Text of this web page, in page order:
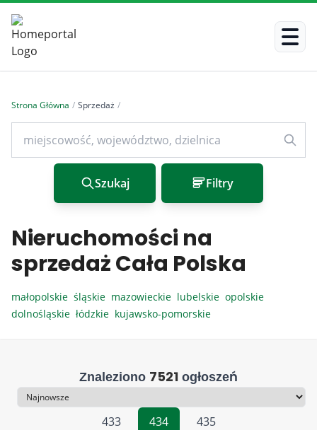
Strona Główna / Sprzedaż /
Szukaj Filtry
Nieruchomości na
sprzedaż Cała Polska
małopolskie śląskie mazowieckie lubelskie opolskie
dolnośląskie łódzkie kujawsko-pomorskie
Znaleziono 7521 ogłoszeń
Sortowanie
433
434 435